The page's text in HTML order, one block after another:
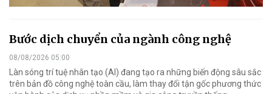
Bước dịch chuyển của ngành công nghệ
08/08/2026 05:00
Làn sóng trí tuệ nhân tạo (AI) đang tạo ra những biến động sâu sắc
trên bản đồ công nghệ toàn cầu, làm thay đổi tận gốc phương thức